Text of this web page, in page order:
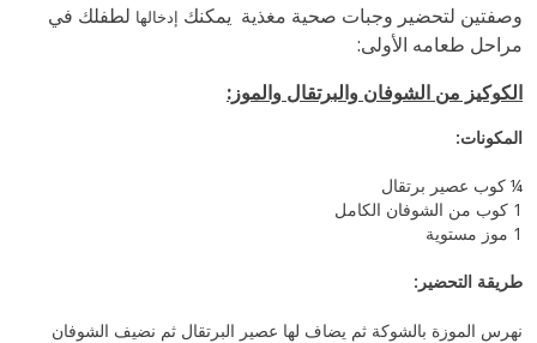
وصفتين لتحضير وجبات صحية مغذية يمكنك إدخالها لطفلك في
مراحل طعامه الأولى:
الكوكيز من الشوفان والبرتقال والموز:
المكونات:
¼ كوب عصير برتقال
1 كوب من الشوفان الكامل
1 موز مستوية
طريقة التحضير:
نهرس الموزة بالشوكة ثم يضاف لها عصير البرتقال ثم نضيف الشوفان